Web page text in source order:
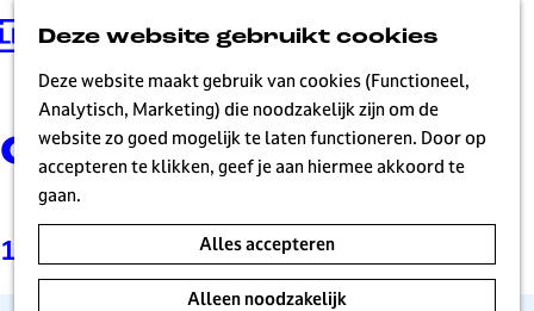
Deze website gebruikt cookies
Deze website maakt gebruik van cookies (Functioneel,
Analytisch, Marketing) die noodzakelijk zijn om de
website zo goed mogelijk te laten functioneren. Door op
accepteren te klikken, geef je aan hiermee akkoord te
gaan.
Alles accepteren
Alleen noodzakelijk
G
a
n
a
a
d
h
Ondernemers
1 t/m 9 van 21 resultaten